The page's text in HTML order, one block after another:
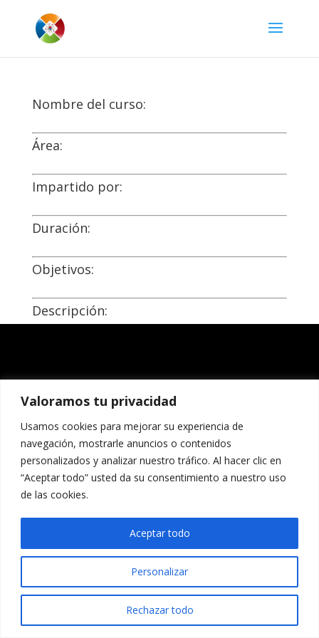
Valoramos tu privacidad
Usamos cookies para mejorar su experiencia de
navegación, mostrarle anuncios o contenidos
personalizados y analizar nuestro tráfico. Al hacer clic en
“Aceptar todo” usted da su consentimiento a nuestro uso
de las cookies.
Personalizar
Rechazar todo
Aceptar todo
Nombre del curso:
Área:
Impartido por:
Duración:
Objetivos:
Descripción: